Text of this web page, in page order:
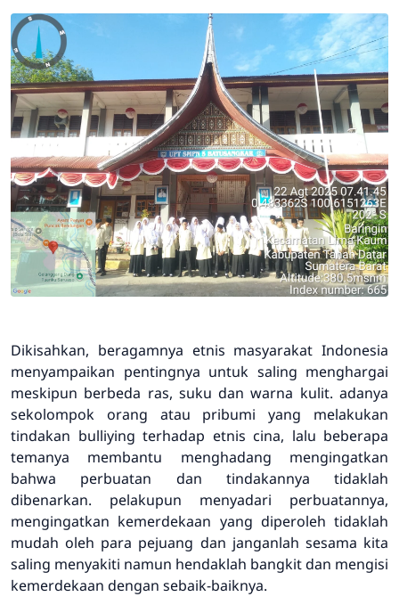
Dikisahkan, beragamnya etnis masyarakat Indonesia
menyampaikan pentingnya untuk saling menghargai
meskipun berbeda ras, suku dan warna kulit. adanya
sekolompok orang atau pribumi yang melakukan
tindakan bulliying terhadap etnis cina, lalu beberapa
temanya membantu menghadang mengingatkan
bahwa perbuatan dan tindakannya tidaklah
dibenarkan. pelakupun menyadari perbuatannya,
mengingatkan kemerdekaan yang diperoleh tidaklah
mudah oleh para pejuang dan janganlah sesama kita
saling menyakiti namun hendaklah bangkit dan mengisi
kemerdekaan dengan sebaik-baiknya.